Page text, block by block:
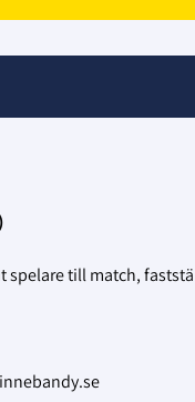
spelare till match,